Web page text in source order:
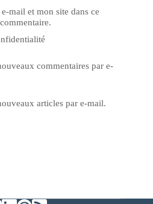
mail et mon site dans ce
commentaires par e-
articles par e-mail.